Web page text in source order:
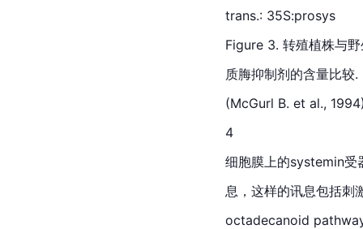
trans.: 35S:prosys
Figure 3. 转殖植株与
质脢抑制剂的含量比较.
(McGurl B. et al.,
4
细胞膜上的systemin受
息，这样的讯息包括刺
octadecanoid